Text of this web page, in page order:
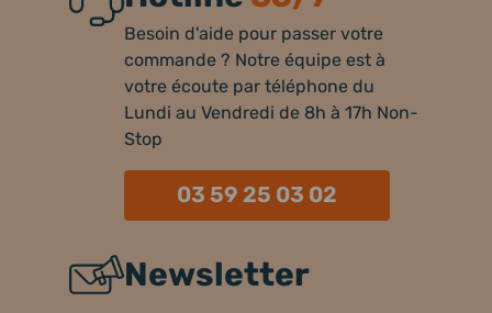
Besoin d'aide pour passer votre
commande ? Notre équipe est à
votre écoute par téléphone du
Lundi au Vendredi de 8h à 17h Non-
Stop
03 59 25 03 02
Newsletter